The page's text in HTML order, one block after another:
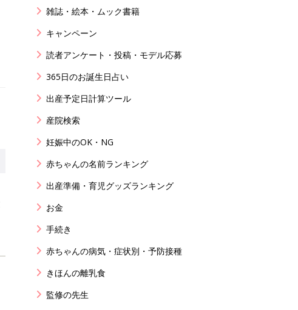
雑誌・絵本・ムック書籍
キャンペーン
読者アンケート・投稿・モデル応募
365日のお誕生日占い
出産予定日計算ツール
産院検索
妊娠中のOK・NG
赤ちゃんの名前ランキング
出産準備・育児グッズランキング
お金
手続き
赤ちゃんの病気・症状別・予防接種
きほんの離乳食
監修の先生